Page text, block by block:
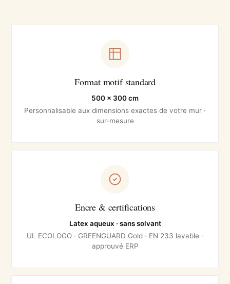
Format motif standard
500 × 300 cm
Personnalisable aux dimensions exactes de votre mur ·
sur-mesure
Encre & certifications
Latex aqueux · sans solvant
UL ECOLOGO · GREENGUARD Gold · EN 233 lavable ·
approuvé ERP